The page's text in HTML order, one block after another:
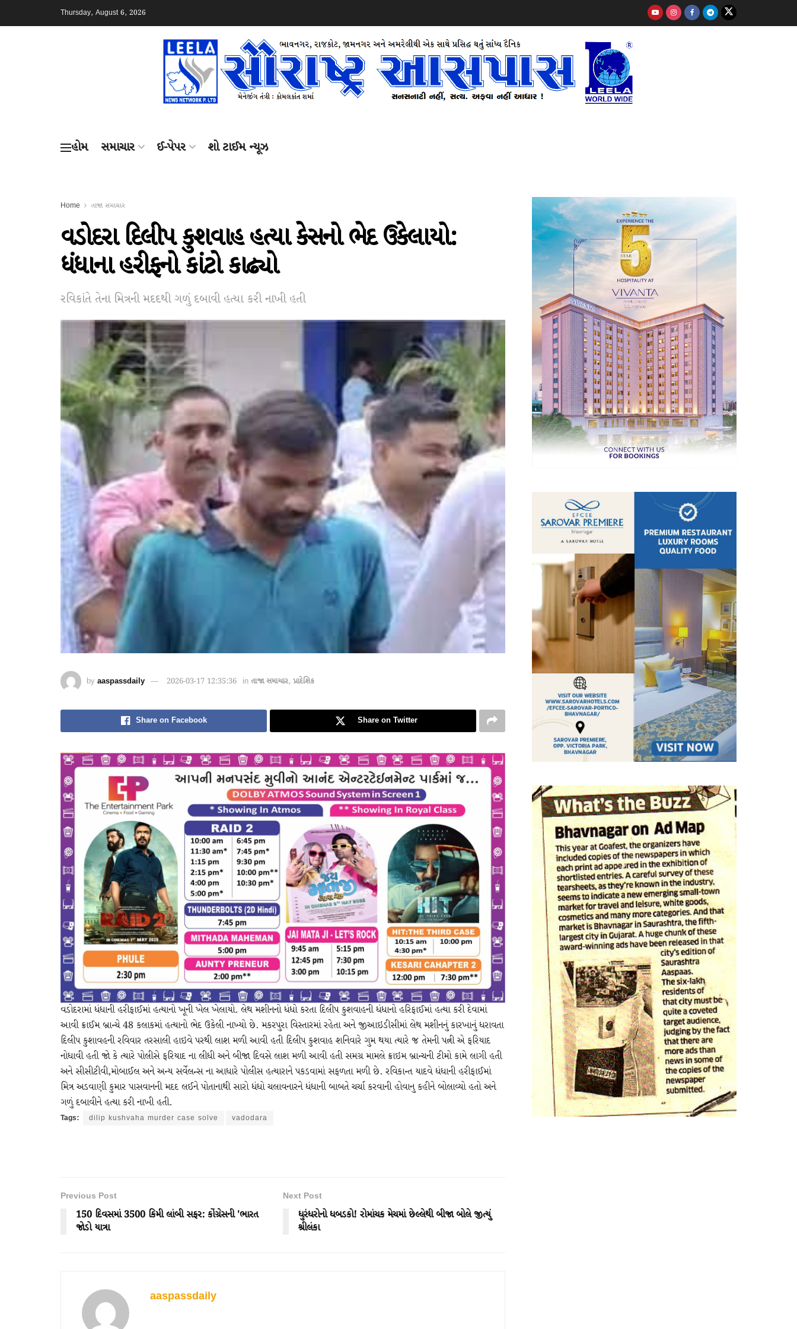
Thursday, August 6, 2026
હોમ સમાચાર ઈ-પેપર શો ટાઈમ ન્યૂઝ
Home તાજા સમાચાર
વડોદરા દિલીપ કુશવાહ હત્યા કેસનો ભેદ ઉકેલાયો:
ધંધાના હરીફનો કાંટો કાઢ્યો
રવિકાંતે તેના મિત્રની મદદથી ગળું દબાવી હત્યા કરી નાખી હતી
by aaspassdaily 2026-03-17 12:35:36 in તાજા સમાચાર, પ્રાદેશિક
Share on Facebook Share on Twitter
વડોદરામાં ધંધાની હરીફાઈમાં હત્યાનો ખૂની ખેલ ખેલાયો. લેથ મશીનનો ધંધો કરતા દિલીપ કુશવાહની ધંધાનો હરિફાઈમાં હત્યા કરી દેવામાં
આવી ક્રાઈમ બ્રાન્ચે 48 કલાકમાં હત્યાનો ભેદ ઉકેલી નાખ્યો છે. મકરપુરા વિસ્તારમાં રહેતા અને જીઆઇડીસીમાં લેથ મશીનનું કારખાનું ધરાવતા
દિલીપ કુશાવહની રવિવાર તરસાલી હાઇવે પરથી લાશ મળી આવી હતી દિલીપ કુશવાહ શનિવારે ગુમ થયા ત્યારે જ તેમની પત્ની એ ફરિયાદ
નોધાવી હતી જો કે ત્યારે પોલીસે ફરિયાદ ના લીધી અને બીજા દિવસે લાશ મળી આવી હતી સમગ્ર મામલે ક્રાઇમ બ્રાન્ચની ટીમો કામે લાગી હતી
અને સીસીટીવી,મોબાઈલ અને અન્ય સર્વેલન્સ ના આધારે પોલીસ હત્યારાને પકડવામાં સફળતા મળી છે. રવિકાન્ત યાદવે ધંધાની હરીફાઈમાં
મિત્ર અડવાણી કુમાર પાસવાનની મદદ લઈને પોતાનાથી સારો ધંધો ચલાવનારને ધંધાની બાબતે ચર્ચા કરવાની હોવાનુ કહીને બોલાવ્યો હતો અને
ગળું દબાવીને હત્યા કરી નાખી હતી.
Tags: dilip kushvaha murder case solve vadodara
Previous Post
150 દિવસમાં 3500 કિમી લાંબી સફર: કોંગ્રેસની 'ભારત
જોડો યાત્રા
Next Post
ધુરંધરોનો ધબડકો! રોમાંચક મેચમાં છેલ્લેથી બીજા બોલે જીત્યું
શ્રીલંકા
aaspassdaily